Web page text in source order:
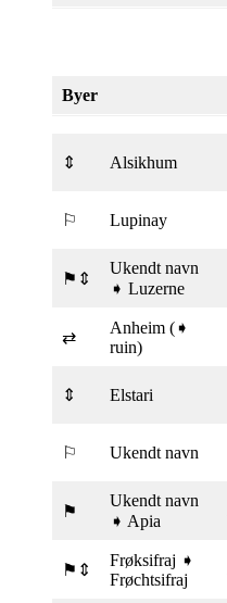
Byer
⇕ Alsikhum
⚐ Lupinay
⚑⇕
Ukendt navn
➧ Luzerne
⇄
Anheim (➧
ruin)
⇕ Elstari
⚐ Ukendt navn
⚑
Ukendt navn
➧ Apia
⚑⇕
Frøksifraj ➧
Frøchtsifraj